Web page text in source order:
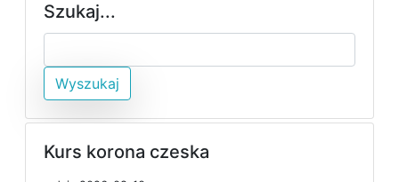
Szukaj...
Wyszukaj
Kurs korona czeska